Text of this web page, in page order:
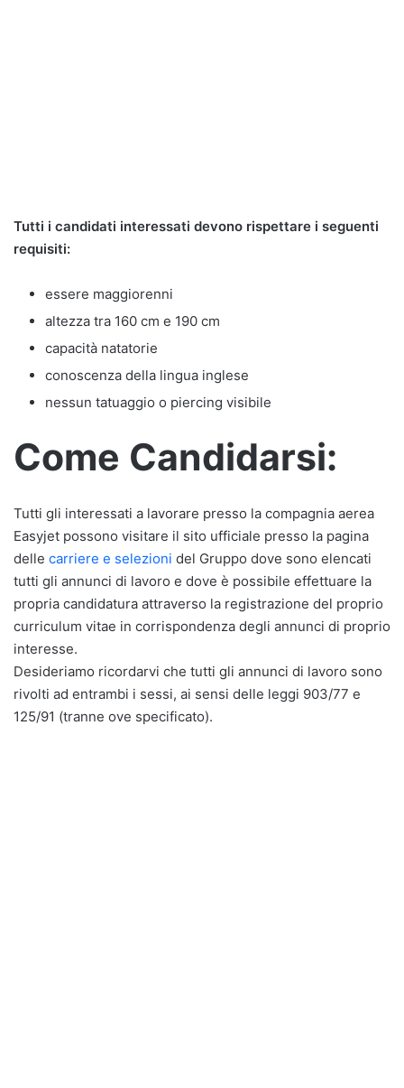
Tutti i candidati interessati devono rispettare i seguenti
requisiti:
essere maggiorenni
altezza tra 160 cm e 190 cm
capacità natatorie
conoscenza della lingua inglese
nessun tatuaggio o piercing visibile
Come Candidarsi:
Tutti gli interessati a lavorare presso la compagnia aerea
Easyjet possono visitare il sito ufficiale presso la pagina
delle carriere e selezioni del Gruppo dove sono elencati
tutti gli annunci di lavoro e dove è possibile effettuare la
propria candidatura attraverso la registrazione del proprio
curriculum vitae in corrispondenza degli annunci di proprio
interesse.
Desideriamo ricordarvi che tutti gli annunci di lavoro sono
rivolti ad entrambi i sessi, ai sensi delle leggi 903/77 e
125/91 (tranne ove specificato).